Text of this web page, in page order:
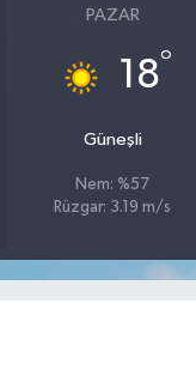
PAZAR
18°
Güneşli
Nem: %57
Rüzgar: 3.19 m/s